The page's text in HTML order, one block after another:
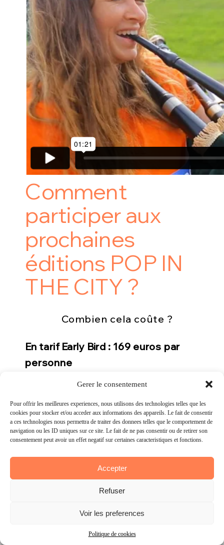
Gérer le consentement
Pour offrir les meilleures expériences, nous utilisons des technologies telles que les
cookies pour stocker et/ou accéder aux informations des appareils. Le fait de consentir
à ces technologies nous permettra de traiter des données telles que le comportement de
navigation ou les ID uniques sur ce site. Le fait de ne pas consentir ou de retirer son
consentement peut avoir un effet négatif sur certaines caractéristiques et fonctions.
Accepter
Refuser
Voir les préférences
Politique de cookies
Comment
participer aux
prochaines
éditions POP IN
THE CITY ?
Combien cela coûte ?
En tarif Early Bird : 169 euros par
personne
En tarif normal : 179 euros par
Le tarif comprend :
votre Tshirt de l’édition
un roadbook le jour de la course
l’accès aux 30 challenges
un city guide créé spécialement
par l’équipe
Gerer le consentement
Pour offrir les meilleures experiences, nous utilisons des technologies telles que les
cookies pour stocker et/ou acceder aux informations des appareils. Le fait de consentir
a ces technologies nous permettra de traiter des donnees telles que le comportement de
navigation ou les ID uniques sur ce site. Le fait de ne pas consentir ou de retirer son
consentement peut avoir un effet negatif sur certaines caracteristiques et fonctions.
Accepter
Refuser
Voir les preferences
Politique de cookies